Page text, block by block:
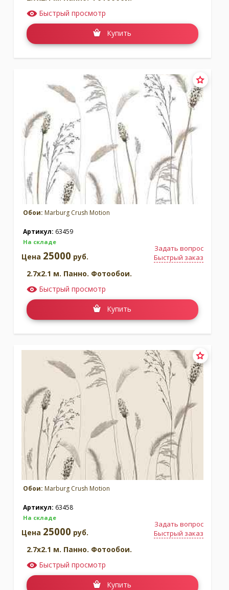
Быстрый просмотр
Купить
Обои: Marburg Crush Motion
Артикул: 63459
На складе
Задать вопрос
Быстрый заказ
Цена 25000 руб.
2.7x2.1 м. Панно. Фотообои.
Быстрый просмотр
Купить
Обои: Marburg Crush Motion
Артикул: 63458
На складе
Задать вопрос
Быстрый заказ
Цена 25000 руб.
2.7x2.1 м. Панно. Фотообои.
Быстрый просмотр
Купить